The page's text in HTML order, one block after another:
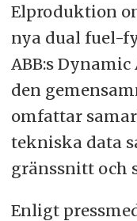
Elproduktion
nya dual fuel-
ABB:s Dynamic
den
omfattar
tekniska data
gränssnitt och
Enligt